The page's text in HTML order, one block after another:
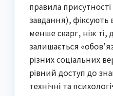
правила присутності
завдання), фіксують
менше скарг, ніж ті,
залишається
різних соціальних
рівний доступ до
технічні та